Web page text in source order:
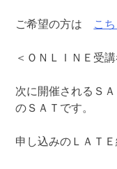
ご希望の方は こ
＜ＯＮＬＩＮＥ受
次に開催されるＳ
のＳＡＴです。
申し込みのＬＡＴ